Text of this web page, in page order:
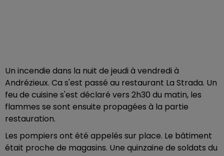
Un incendie dans la nuit de jeudi à vendredi à
Andrézieux. Ca s'est passé au restaurant La Strada. Un
feu de cuisine s'est déclaré vers 2h30 du matin, les
flammes se sont ensuite propagées à la partie
restauration.
Les pompiers ont été appelés sur place. Le bâtiment
était proche de magasins. Une quinzaine de soldats du